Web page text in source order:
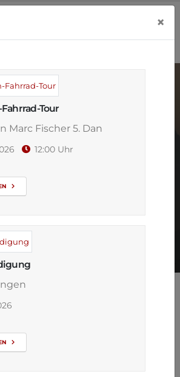
×
Tour
Marc Fischer 5. Dan
12:00 Uhr